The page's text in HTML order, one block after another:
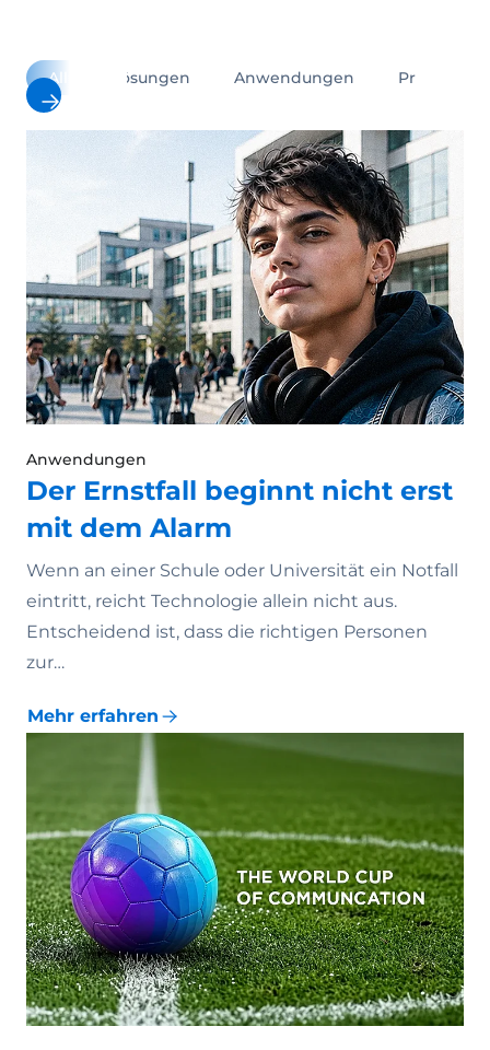
All Lösungen Anwendungen Produkte
Anwendungen
Der Ernstfall beginnt nicht erst
mit dem Alarm
Wenn an einer Schule oder Universität ein Notfall
eintritt, reicht Technologie allein nicht aus.
Entscheidend ist, dass die richtigen Personen
zur…
Mehr erfahren